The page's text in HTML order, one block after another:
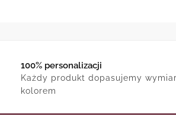
100% personalizacji
Każdy produkt dopasujemy
kolorem